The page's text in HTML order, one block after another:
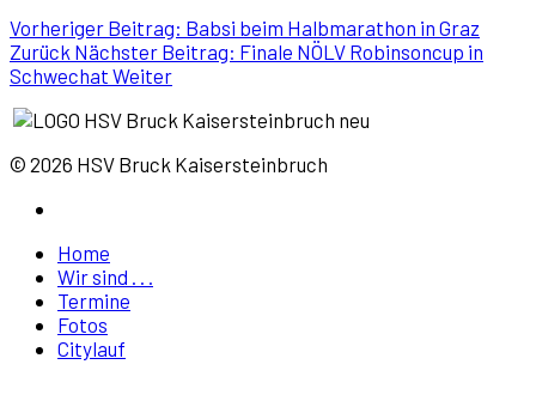
Vorheriger Beitrag: Babsi beim Halbmarathon in Graz
Zurück Nächster Beitrag: Finale NÖLV Robinsoncup in
Schwechat Weiter
© 2026 HSV Bruck Kaisersteinbruch
Home
Wir sind . . .
Termine
Fotos
Citylauf